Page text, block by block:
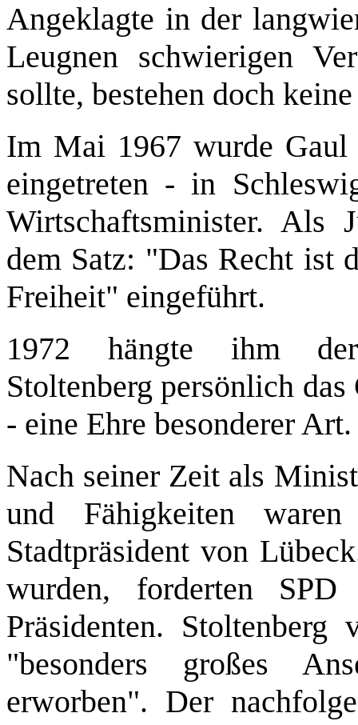
Angeklagte in der
Leugnen schwierigen
sollte, bestehen doch
Im Mai 1967 wurde
eingetreten - in
Wirtschaftsminister. Als
dem Satz: "Das Recht ist
Freiheit" eingeführt.
1972 hängte ihm der
Stoltenberg persönlich
- eine Ehre besonderer Art.
Nach seiner Zeit als
und Fähigkeiten
Stadtpräsident von
wurden, forderten
Präsidenten.
"besonders großes
erworben". Der